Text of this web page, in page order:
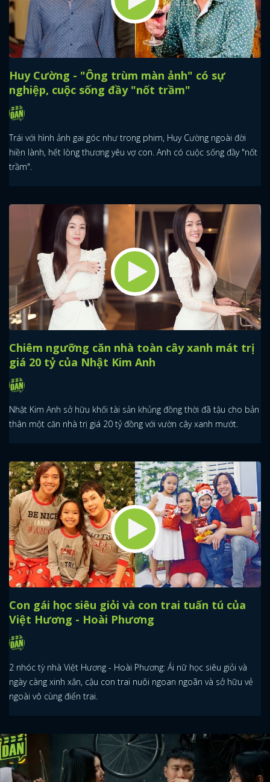
Huy Cường - "Ông trùm màn ảnh" có sự
nghiệp, cuộc sống đầy "nốt trầm"
Trái với hình ảnh gai góc như trong phim, Huy Cường ngoài đời
hiền lành, hết lòng thương yêu vợ con. Anh có cuộc sống đầy "nốt
trầm".
Chiêm ngưỡng căn nhà toàn cây xanh mát trị
giá 20 tỷ của Nhật Kim Anh
Nhật Kim Anh sở hữu khối tài sản khủng đồng thời đã tậu cho bản
thân một căn nhà trị giá 20 tỷ đồng với vườn cây xanh mướt.
Con gái học siêu giỏi và con trai tuấn tú của
Việt Hương - Hoài Phương
2 nhóc tỳ nhà Việt Hương - Hoài Phương: Ái nữ học siêu giỏi và
ngày càng xinh xắn, cậu con trai nuôi ngoan ngoãn và sở hữu vẻ
ngoài vô cùng điển trai.